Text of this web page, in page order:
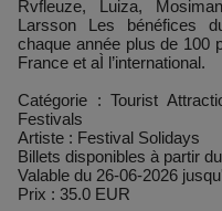
Rvfleuze, Luiza,
Larsson Les bénéfices
chaque année plus de 100
France et aÌ l’international.
Catégorie : Tourist
Festivals
Artiste : Festival Solidays
Billets disponibles à partir
Valable du 26-06-2026
Prix : 35.0 EUR